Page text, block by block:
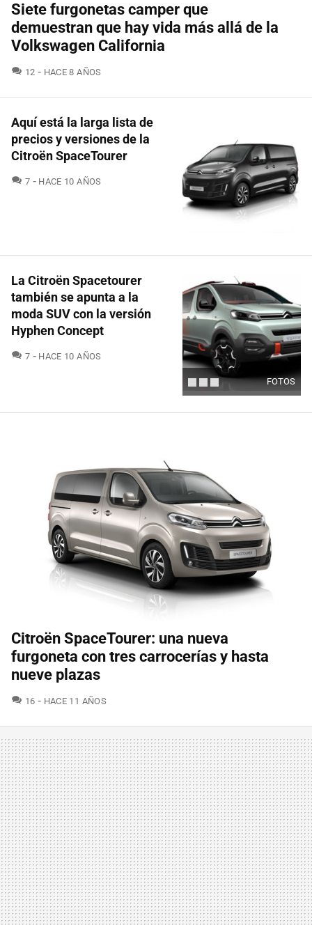
Siete furgonetas camper que
demuestran que hay vida más allá de la
Volkswagen California
12 COMENTARIOS
HACE 8 AÑOS
Aquí está la larga lista de
precios y versiones de la
Citroën SpaceTourer
7 COMENTARIOS
HACE 10 AÑOS
FOTOS
La Citroën Spacetourer
también se apunta a la
moda SUV con la versión
Hyphen Concept
7 COMENTARIOS
HACE 10 AÑOS
Citroën SpaceTourer: una nueva
furgoneta con tres carrocerías y hasta
nueve plazas
16 COMENTARIOS
HACE 11 AÑOS